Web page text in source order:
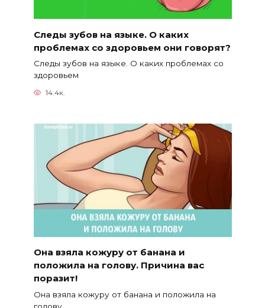
Следы зубов на языке. О каких
проблемах со здоровьем они говорят?
Следы зубов на языке. О каких проблемах со
здоровьем
14.4к.
Она взяла кожуру от банана и
положила на голову. Причина вас
поразит!
Она взяла кожуру от банана и положила на